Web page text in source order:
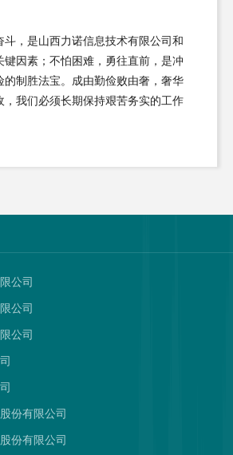
斗，是山西力诺信息技术有限公司和
键因素；不怕困难，勇往直前，是冲
的制胜法宝。成由勤俭败由奢，奢华
，我们必须长期保持艰苦务实的工作
公司
公司
公司
份有限公司
份有限公司